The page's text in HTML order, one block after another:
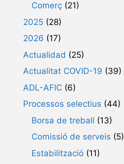
Comerç (21)
2025 (28)
2026 (17)
Actualidad (25)
Actualitat COVID-19 (39)
ADL-AFIC (6)
Processos selectius (44)
Borsa de treball (13)
Comissió de serveis (5)
Estabilització (11)